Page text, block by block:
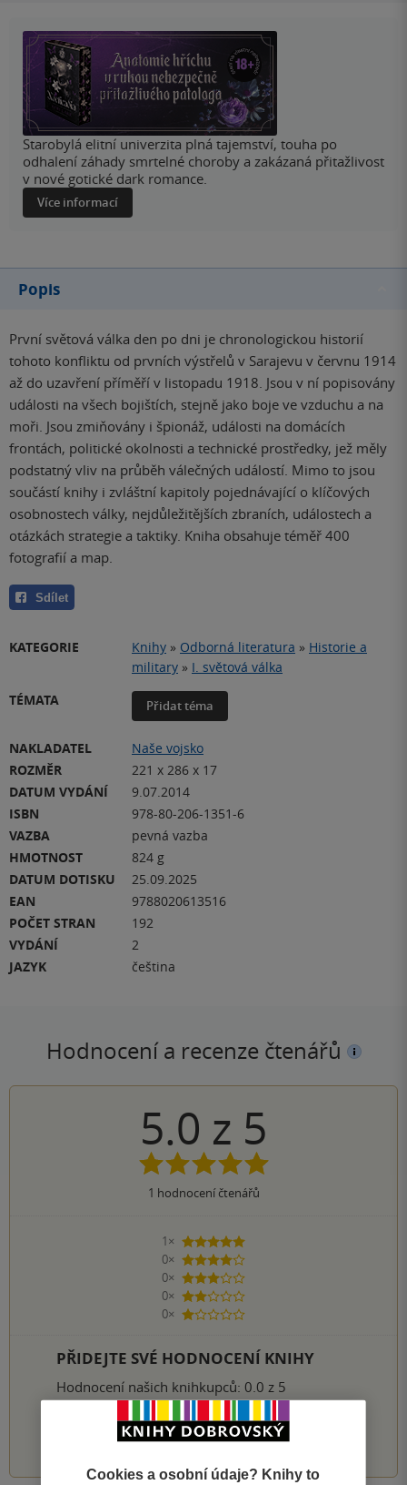
Starobylá elitní univerzita plná tajemství, touha po
odhalení záhady smrtelné choroby a zakázaná přitažlivost
v nové gotické dark romance.
Více informací
Popis
První světová válka den po dni je chronologickou historií
tohoto konfliktu od prvních výstřelů v Sarajevu v červnu 1914
až do uzavření příměří v listopadu 1918. Jsou v ní popisovány
události na všech bojištích, stejně jako boje ve vzduchu a na
moři. Jsou zmiňovány i špionáž, události na domácích
frontách, politické okolnosti a technické prostředky, jež měly
podstatný vliv na průběh válečných událostí. Mimo to jsou
součástí knihy i zvláštní kapitoly pojednávající o klíčových
osobnostech války, nejdůležitějších zbraních, událostech a
otázkách strategie a taktiky. Kniha obsahuje téměř 400
fotografií a map.
Sdílet
KATEGORIE Knihy » Odborná literatura » Historie a
military » I. světová válka
TÉMATA
Přidat téma
NAKLADATEL
Naše vojsko
ROZMĚR
221 x 286 x 17
DATUM VYDÁNÍ
9.07.2014
ISBN
978-80-206-1351-6
VAZBA
pevná vazba
HMOTNOST
824 g
DATUM DOTISKU
25.09.2025
EAN
9788020613516
POČET STRAN
192
VYDÁNÍ
2
JAZYK
čeština
Hodnocení a recenze čtenářů
5.0 z 5
1 hodnocení čtenářů
1×
5 hvězdiček
0×
4 hvězdičky
0×
3 hvězdičky
0×
2 hvězdičky
0×
1 hvezdička
PŘIDEJTE SVÉ HODNOCENÍ KNIHY
Hodnocení našich knihkupců: 0.0 z 5
1 2 3 4 5
Cookies a osobní údaje? Knihy to